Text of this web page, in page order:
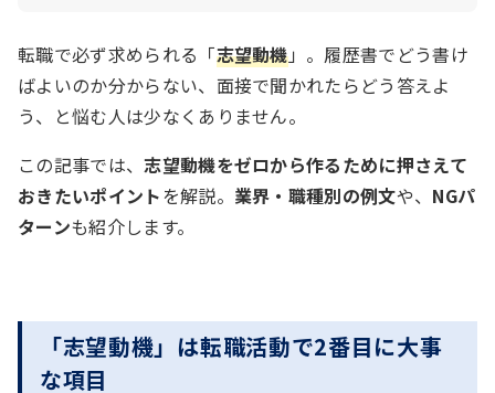
転職で必ず求められる「志望動機」。履歴書でどう書け
ばよいのか分からない、面接で聞かれたらどう答えよ
う、と悩む人は少なくありません。
この記事では、志望動機をゼロから作るために押さえて
おきたいポイントを解説。 業界・職種別の例文や、 NGパ
ターンも紹介します。
「志望動機」は転職活動で2番目に大事
な項目